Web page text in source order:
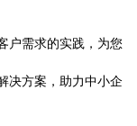
户需求的实践，为您
决方案，助力中小企